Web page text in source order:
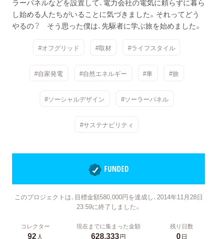
ラーパネルなどを設置して、電力会社の電気に頼らずに暮ら
し始める人たちがいることに気づきました。それってどう
やるの？ そう思った僕は、先駆者に学ぶ旅を始めました。
#オフグリッド #取材 #ライフスタイル
#自家発電 #自然エネルギー #車 #旅
#ソーシャルデザイン #ソーラーパネル
#サステナビリティ
FUNDED
このプロジェクトは、目標金額580,000円を達成し、2014年11月28日
23:59に終了しました。
コレクター
92人
現在までに集まった金額
628,333円
残り日数
0日